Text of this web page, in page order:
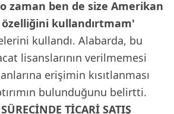
o zaman ben de size Amerikan
kullandırtmam'
kullandı. Alabarda, bu
lisanslarının verilmemesi
erişimin kısıtlanması
bulunduğunu belirtti.
TİCARİ SATIŞ